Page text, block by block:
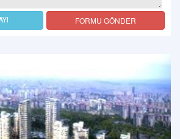
FORMU GÖNDER